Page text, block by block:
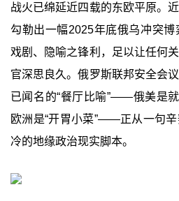
战火已绵延近四载的东欧平原。
勾勒出一幅2025年底俄乌冲突
戏剧、隐喻之锋利，足以让任何
官深思良久。俄罗斯联邦安全会
已闻名的“餐厅比喻”——俄美是就
欧洲是“开胃小菜”——正从一句
冷的地缘政治现实脚本。